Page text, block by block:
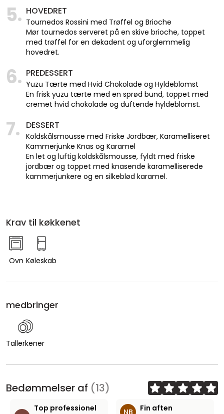
5. HOVEDRET
Tournedos Rossini med Trøffel og Brioche
Mør tournedos serveret på en skive brioche, toppet
med trøffel for en dekadent og uforglemmelig
hovedret.
6. PREDESSERT
Yuzu Tærte med Hvid Chokolade og Hyldeblomst
En frisk yuzu tærte med en sprød bund, toppet med
cremet hvid chokolade og duftende hyldeblomst.
7. DESSERT
Koldskålsmousse med Friske Jordbær, Karamelliseret
Kammerjunke Knas og Karamel
En let og luftig koldskålsmousse, fyldt med friske
jordbær og toppet med knasende karamelliserede
kammerjunkere og en silkeblød karamel.
Krav til køkkenet
Ovn Køleskab
medbringer
Tallerkener
Bedømmelser af (13)
Top professionel
NB Fin aften